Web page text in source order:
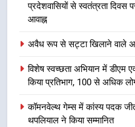
8
के लिए
उत्तराखंड
प्रदेशवासियों से स्वतंत्रता दिवस
आवाह्न
अवैध रूप से सट्टा खिलाने वाले
विशेष स्वच्छता अभियान में डीएम
किया प्रतिभाग, 100 से अधिक
कॉमनवेल्थ गेम्स में कांस्य पदक
थपलियाल ने किया सम्मानित